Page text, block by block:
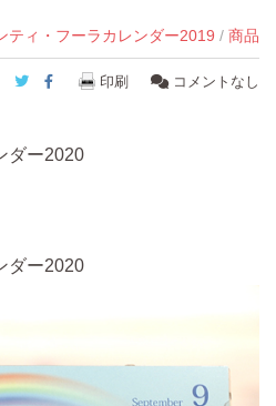
ティ・フーラカレンダー2019 / 商品
Twitter
Facebook
印刷 コメントなし
ダー2020
ダー2020